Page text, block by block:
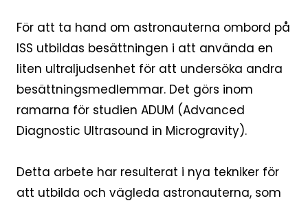
För att ta hand om astronauterna ombord på
ISS utbildas besättningen i att använda en
liten ultraljudsenhet för att undersöka andra
besättningsmedlemmar. Det görs inom
ramarna för studien ADUM (Advanced
Diagnostic Ultrasound in Microgravity).
Detta arbete har resulterat i nya tekniker för
att utbilda och vägleda astronauterna, som